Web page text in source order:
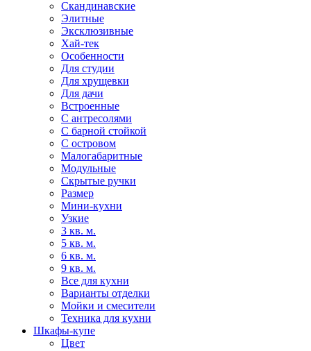
Скандинавские
Элитные
Эксклюзивные
Хай-тек
Особенности
Для студии
Для хрущевки
Для дачи
Встроенные
С антресолями
С барной стойкой
С островом
Малогабаритные
Модульные
Скрытые ручки
Размер
Мини-кухни
Узкие
3 кв. м.
5 кв. м.
6 кв. м.
9 кв. м.
Все для кухни
Варианты отделки
Мойки и смесители
Техника для кухни
Шкафы-купе
Цвет